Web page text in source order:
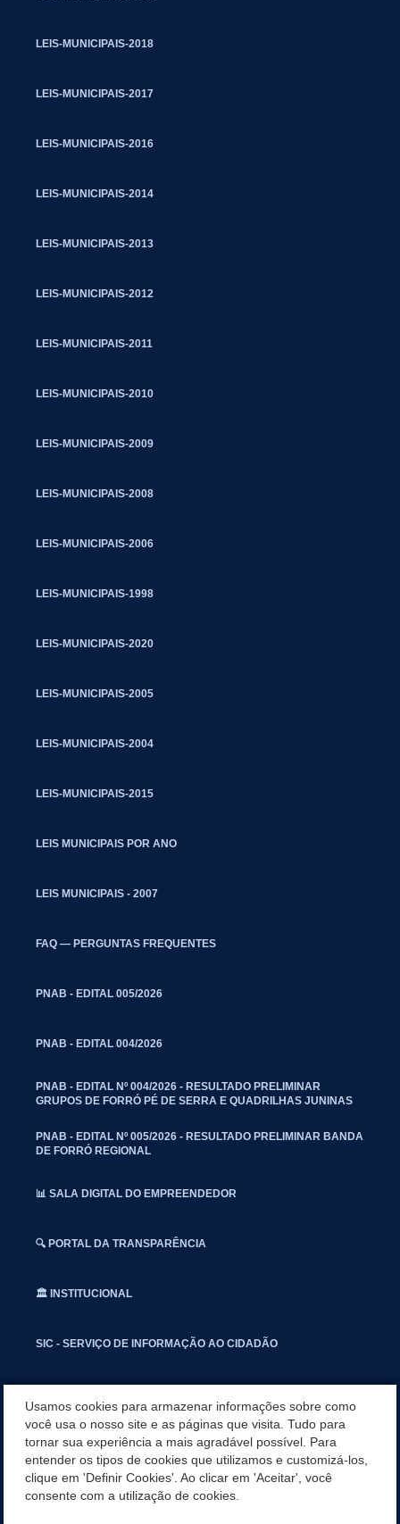
LEIS-MUNICIPAIS-2018
LEIS-MUNICIPAIS-2017
LEIS-MUNICIPAIS-2016
LEIS-MUNICIPAIS-2014
LEIS-MUNICIPAIS-2013
LEIS-MUNICIPAIS-2012
LEIS-MUNICIPAIS-2011
LEIS-MUNICIPAIS-2010
LEIS-MUNICIPAIS-2009
LEIS-MUNICIPAIS-2008
LEIS-MUNICIPAIS-2006
LEIS-MUNICIPAIS-1998
LEIS-MUNICIPAIS-2020
LEIS-MUNICIPAIS-2005
LEIS-MUNICIPAIS-2004
LEIS-MUNICIPAIS-2015
LEIS MUNICIPAIS POR ANO
LEIS MUNICIPAIS - 2007
FAQ — PERGUNTAS FREQUENTES
PNAB - EDITAL 005/2026
PNAB - EDITAL 004/2026
PNAB - EDITAL Nº 004/2026 - RESULTADO PRELIMINAR
GRUPOS DE FORRÓ PÉ DE SERRA E QUADRILHAS JUNINAS
PNAB - EDITAL Nº 005/2026 - RESULTADO PRELIMINAR BANDA
DE FORRÓ REGIONAL
📊 SALA DIGITAL DO EMPREENDEDOR
🔍 PORTAL DA TRANSPARÊNCIA
🏛️ INSTITUCIONAL
SIC - SERVIÇO DE INFORMAÇÃO AO CIDADÃO
INSTAGRAN
📱🩺 SAUDE CONECTADA
Usamos cookies para armazenar informações sobre como
você usa o nosso site e as páginas que visita. Tudo para
tornar sua experiência a mais agradável possível. Para
entender os tipos de cookies que utilizamos e customizá-los,
clique em 'Definir Cookies'. Ao clicar em 'Aceitar', você
consente com a utilização de cookies.